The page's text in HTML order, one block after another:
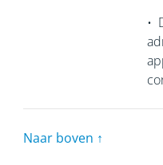
•
Naar boven ↑